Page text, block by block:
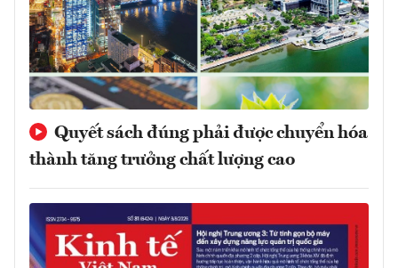
Quyết sách đúng phải được chuyển hóa
thành tăng trưởng chất lượng cao